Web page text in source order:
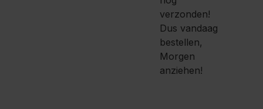
verzonden!
Dus vandaag
bestellen,
Morgen
anziehen!